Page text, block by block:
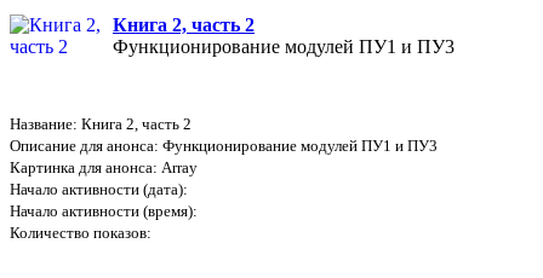
Книга 2, часть 2
Функционирование модулей ПУ1 и ПУ3
Название: Книга 2, часть 2
Описание для анонса: Функционирование модулей ПУ1 и ПУ3
Картинка для анонса: Array
Начало активности (дата):
Начало активности (время):
Количество показов: